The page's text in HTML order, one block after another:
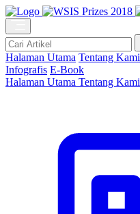
Halaman Utama Tentang Kami
Infografis E-Book
Halaman Utama Tentang Kami